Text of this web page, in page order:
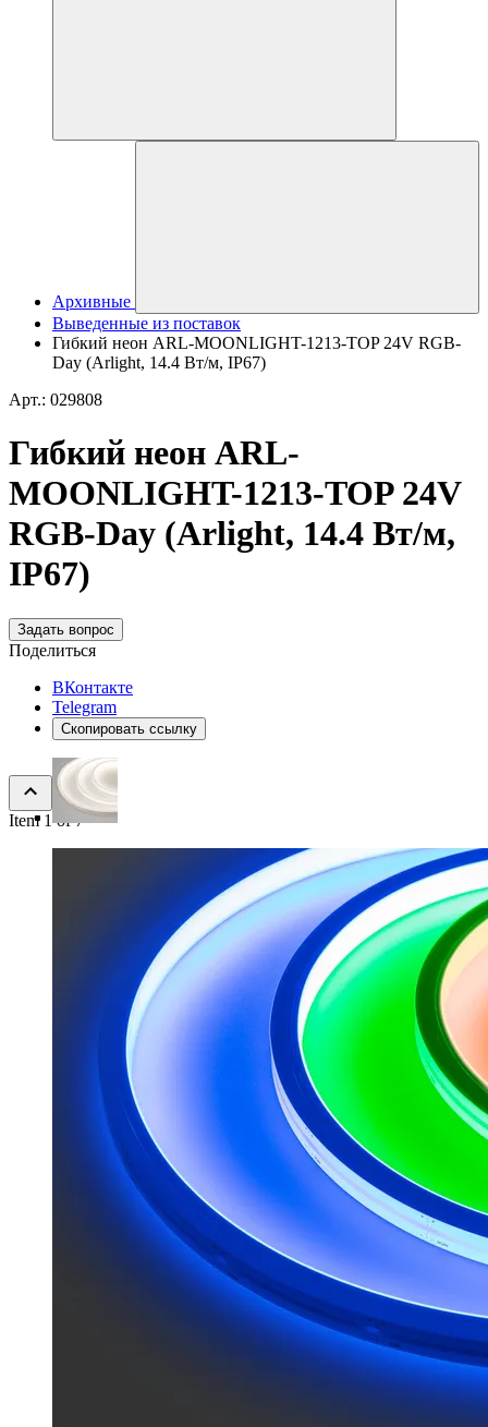
Архивные
Выведенные из поставок
Гибкий неон ARL-MOONLIGHT-1213-TOP 24V RGB-
Day (Arlight, 14.4 Вт/м, IP67)
Арт.: 029808
Гибкий неон ARL-
MOONLIGHT-1213-TOP 24V
RGB-Day (Arlight, 14.4 Вт/м,
IP67)
Задать вопрос
Поделиться
ВКонтакте
Telegram
Скопировать ссылку
Item 1 of 7